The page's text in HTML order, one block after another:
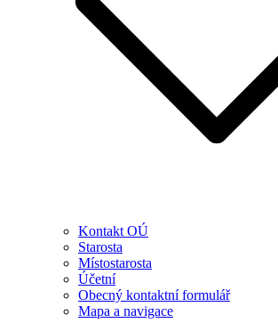
Kontakt OÚ
Starosta
Místostarosta
Účetní
Obecný kontaktní formulář
Mapa a navigace